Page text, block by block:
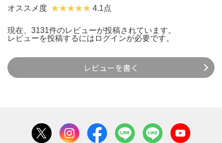
オススメ度 4.1点
現在、3131件のレビューが投稿されています。
レビューを投稿するには ログインが必要です。
レビューを書く